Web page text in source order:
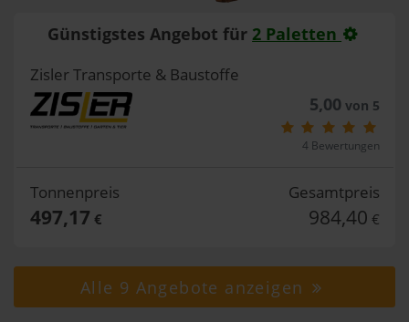
Günstigstes Angebot für 2 Paletten
Zisler Transporte & Baustoffe
5,00 von 5
4 Bewertungen
Tonnenpreis
497,17 €
Gesamtpreis
984,40 €
Alle 9 Angebote anzeigen